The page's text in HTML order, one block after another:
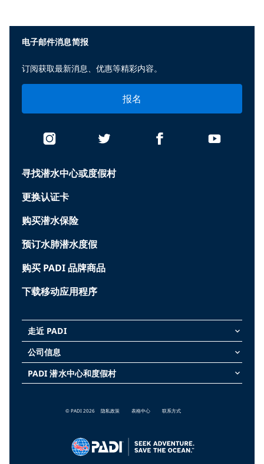
寻找潜水中心或度假村
更换认证卡
购买潜水保险
预订水肺潜水度假
购买 PADI 品牌商品
下载移动应用程序
走近 PADI keyboard_arrow_down
公司信息 keyboard_arrow_down
PADI 潜水中心和度假村 keyboard_arrow_down
电子邮件消息简报
订阅获取最新消息、优惠等精彩内容。
报名
© PADI 2026 隐私政策 表格中心 联系方式